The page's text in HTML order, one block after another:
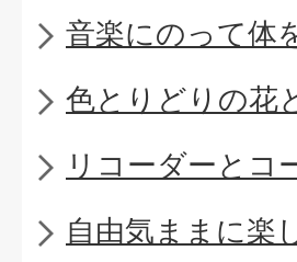
音楽にのって体
色とりどりの花
リコーダーとコ
自由気ままに楽